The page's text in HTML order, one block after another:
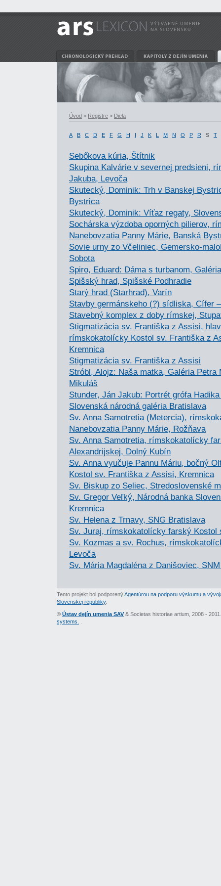
Úvod > Registre > Diela
A B C D E F G H I J K L M N O P R S T
Sebőkova kúria, Štítnik
Skupina Kalvárie v severnej predsieni,
Jakuba, Levoča
Skutecký, Dominik: Trh v Banskej
Bystrica
Skutecký, Dominik: Víťaz regaty,
Sochárska výzdoba oporných pilierov,
Nanebovzatia Panny Márie, Banská
Sovie urny zo Včeliniec, Gemersko-
Sobota
Spiro, Eduard: Dáma s turbanom,
Spišský hrad, Spišské Podhradie
Starý hrad (Starhrad), Varín
Stavby germánskeho (?) sídliska, Cífer
Stavebný komplex z doby rímskej,
Stigmatizácia sv. Františka z Assisi,
rímskokatolícky Kostol sv. Františka z
Kremnica
Stigmatizácia sv. Františka z Assisi
Stróbl, Alojz: Naša matka, Galéria Petra
Mikuláš
Stunder, Ján Jakub: Portrét grófa
Slovenská národná galéria Bratislava
Sv. Anna Samotretia (Metercia),
Nanebovzatia Panny Márie, Rožňava
Sv. Anna Samotretia, rímskokatolícky
Alexandrijskej, Dolný Kubín
Sv. Anna vyučuje Pannu Máriu, bočný
Kostol sv. Františka z Assisi, Kremnica
Sv. Biskup zo Seliec, Stredoslovenské
Sv. Gregor Veľký, Národná banka
Kremnica
Sv. Helena z Trnavy, SNG Bratislava
Sv. Juraj, rímskokatolícky farský Kostol
Sv. Kozmas a sv. Rochus,
Levoča
Sv. Mária Magdaléna z Danišoviec,
Tento projekt bol podporenýAgentúrou na podporu výskumu a
Slovenskej republiky.
© Ústav dejín umenia SAV & Societas historiae artium, 2008 -
systems.